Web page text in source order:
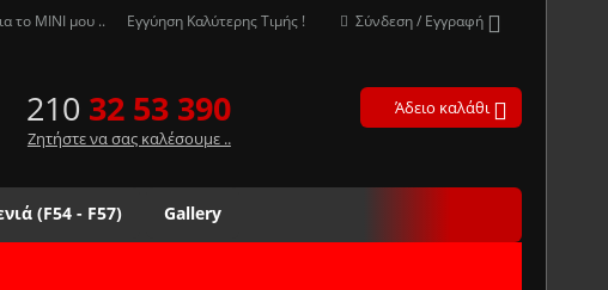
Σύνδεση / Εγγραφή
το MΙΝΙ μου .. Εγγύηση Καλύτερης Τιμής !
210 32 53 390
Ζητήστε να σας καλέσουμε ..
Άδειο καλάθι
(F54 - F57) Gallery